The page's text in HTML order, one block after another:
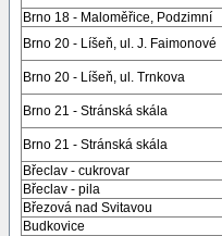
Brno 18 - Maloměřice, Podzimní
Brno 20 - Líšeň, ul. J. Faimonové
Brno 20 - Líšeň, ul. Trnkova
Brno 21 - Stránská skála
Brno 21 - Stránská skála
Břeclav - cukrovar
Břeclav - pila
Březová nad Svitavou
Budkovice